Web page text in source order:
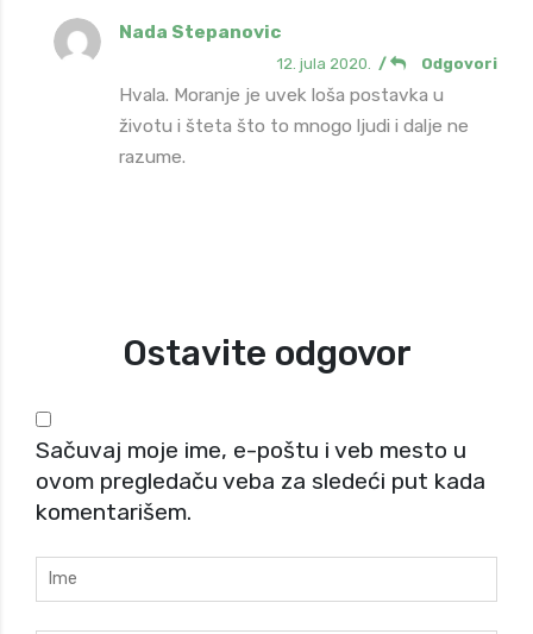
Nada Stepanovic
12. jula 2020. / Odgovori
Hvala. Moranje je uvek loša postavka u
životu i šteta što to mnogo ljudi i dalje ne
razume.
Ostavite odgovor
Sačuvaj moje ime, e-poštu i veb mesto u
ovom pregledaču veba za sledeći put kada
komentarišem.